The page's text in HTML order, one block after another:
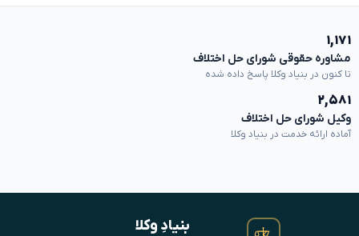
۱,۱۷۱
مشاوره حقوقی شورای حل اختلاف
تا کنون در بنیاد وکلا پاسخ داده شده
۲,۵۸۱
وکیل شورای حل اختلاف
آماده ارائه خدمت در بنیاد وکلا
بنیادِ وکلا